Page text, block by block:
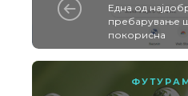
Една од
пребарување
покорисна